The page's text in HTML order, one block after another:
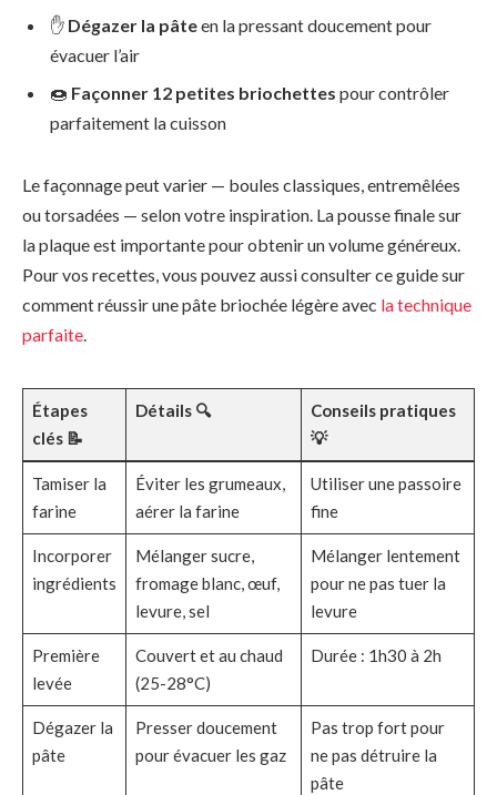
✋ Dégazer la pâteen la pressant doucement pour
évacuer l’air
🍩 Façonner 12 petites briochettes pour contrôler
parfaitement la cuisson
Le façonnage peut varier — boules classiques, entremêlées
ou torsadées — selon votre inspiration. La pousse finale sur
la plaque est importante pour obtenir un volume généreux.
Pour vos recettes, vous pouvez aussi consulter ce guide sur
comment réussir une pâte briochée légère avec la technique
parfaite.
Étapes
clés 📝
Détails 🔍
Conseils pratiques
💡
Tamiser la
farine
Éviter les grumeaux,
aérer la farine
Utiliser une passoire
fine
Incorporer
ingrédients
Mélanger sucre,
fromage blanc, œuf,
levure, sel
Mélanger lentement
pour ne pas tuer la
levure
Première
levée
Couvert et au chaud
(25-28°C)
Durée : 1h30 à 2h
Dégazer la
pâte
Presser doucement
pour évacuer les gaz
Pas trop fort pour
ne pas détruire la
pâte